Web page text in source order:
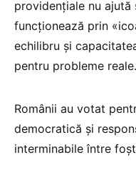
providențiale nu ajută
funcționează prin
echilibru și
pentru probleme reale.
Românii au votat
democratică și
interminabile între